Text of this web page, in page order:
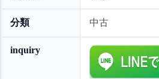
分類 中古
inquiry